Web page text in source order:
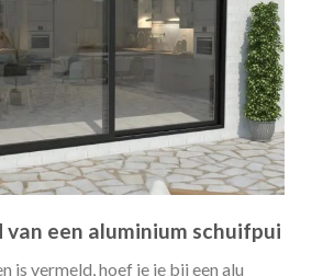
een aluminium schuifpui
is vermeld, hoef je je bij een alu